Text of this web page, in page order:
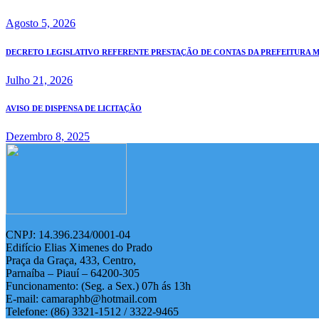
Agosto 5, 2026
DECRETO LEGISLATIVO REFERENTE PRESTAÇÃO DE CONTAS DA PREFEITURA
Julho 21, 2026
AVISO DE DISPENSA DE LICITAÇÃO
Dezembro 8, 2025
CNPJ: 14.396.234/0001-04
Edifício Elias Ximenes do Prado
Praça da Graça, 433, Centro,
Parnaíba – Piauí – 64200-305
Funcionamento: (Seg. a Sex.) 07h ás 13h
E-mail: camaraphb@hotmail.com
Telefone: (86) 3321-1512 / 3322-9465